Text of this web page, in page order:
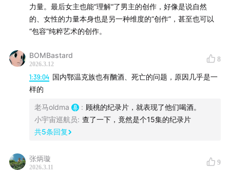
力量。最后女主也能“理解“了男主的创作，好像是说自然
的、女性的力量本身也是另一种维度的“创作”，甚至也可以
“包容”纯粹艺术的创作。
BOMBastard
2026.3.12
8
1:39:04 国内鄂温克族也有酗酒、死亡的问题，原因几乎是一
样的
老马oldma : 顾桃的纪录片，就表现了他们喝酒。
小宇宙巡航员: 查了一下，竟然是个15集的纪录片
共5条回复
张炳璇
2026.3.11
9